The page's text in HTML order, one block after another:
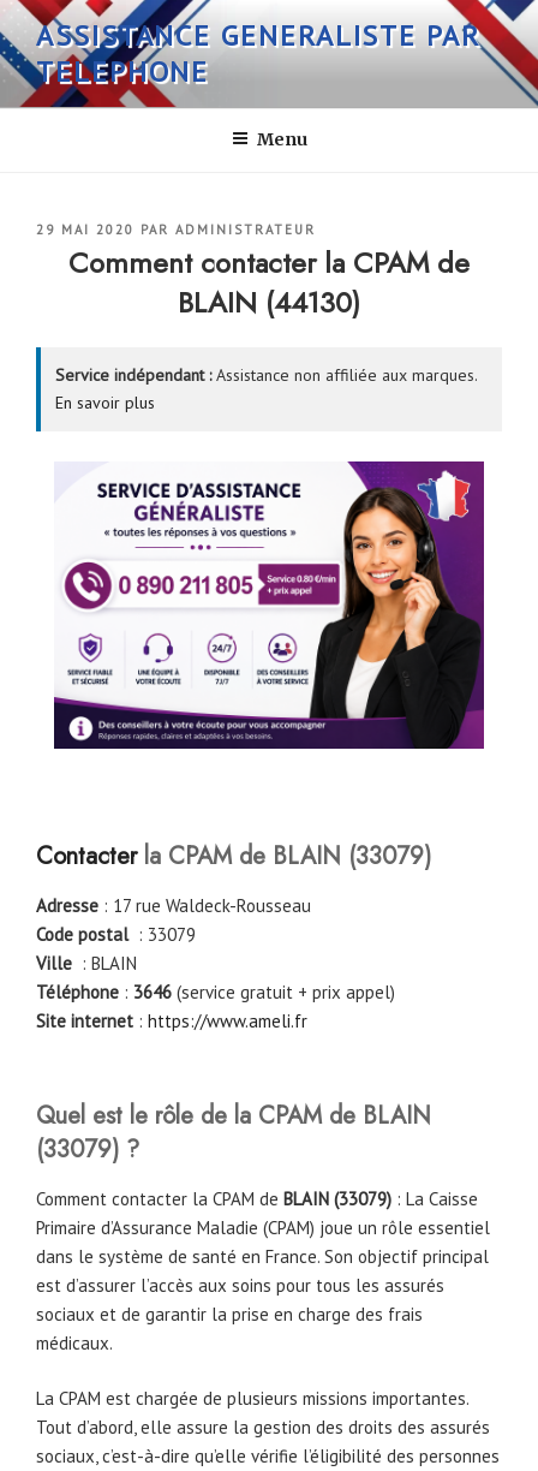
Aller
au
contenu
principal
ASSISTANCE GENERALISTE PAR
TELEPHONE
Menu
PUBLIÉ
29 MAI 2020 PAR ADMINISTRATEUR
Comment contacter la CPAM de
BLAIN (44130)
Service indépendant :Assistance non affiliée aux marques.
En savoir plus
Contacterla CPAM de BLAIN (33079)
Adresse : 17 rue Waldeck-Rousseau
Code postal: 33079
Ville : BLAIN
Téléphone : 3646 (service gratuit + prix appel)
Site internet : https://www.ameli.fr
Quel est le rôle de la CPAM de BLAIN
(33079) ?
Comment contacter la CPAM de BLAIN (33079) : La Caisse
Primaire d’Assurance Maladie (CPAM) joue un rôle essentiel
dans le système de santé en France. Son objectif principal
est d’assurer l’accès aux soins pour tous les assurés
sociaux et de garantir la prise en charge des frais
médicaux.
La CPAM est chargée de plusieurs missions importantes.
Tout d’abord, elle assure la gestion des droits des assurés
sociaux, c’est-à-dire qu’elle vérifie l’éligibilité des personnes